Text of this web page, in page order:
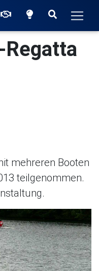
Mitglied werden
Zwischen
Suchen
Regatta
mehreren Booten
teilgenommen.